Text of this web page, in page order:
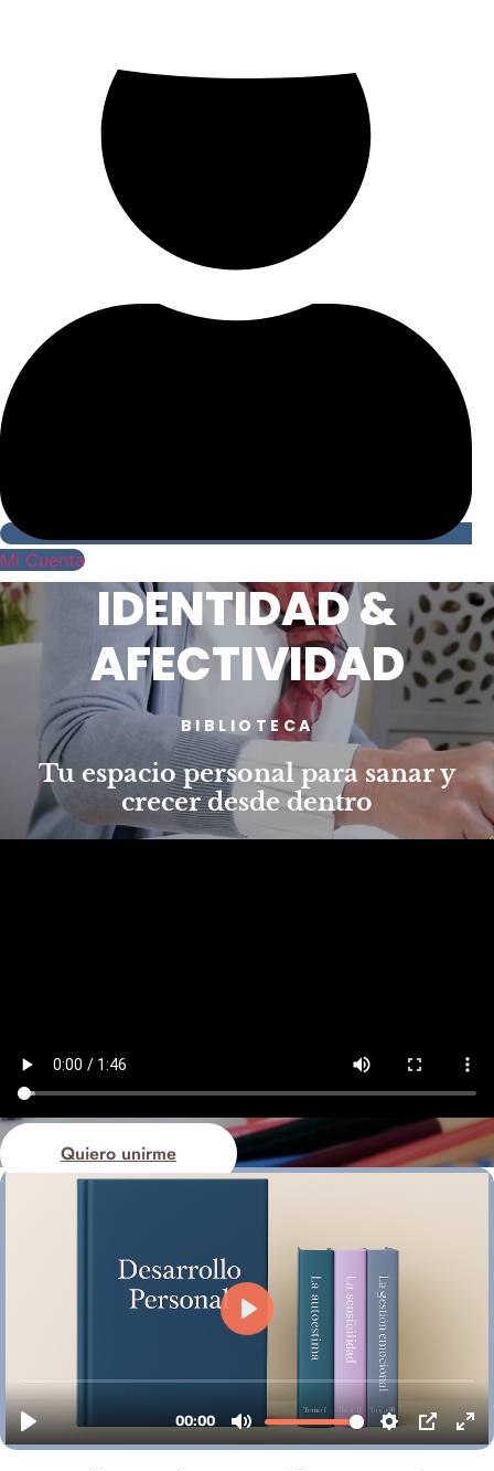
Mi Cuenta
IDENTIDAD &
AFECTIVIDAD
BIBLIOTECA
Tu espacio personal para sanar y
crecer desde dentro
Quiero unirme